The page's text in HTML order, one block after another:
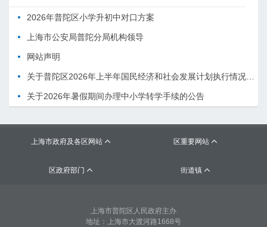
2026年普陀区小学升初中对口方案
上海市公安局普陀分局机构领导
网站声明
关于2026年暑假期间办理中小学转学手续的公告
上海市政府及各区网站  区重要网站 
区政府部门  街道镇 
上海市普陀区人民政府主办
地址：上海市大渡河路1668号